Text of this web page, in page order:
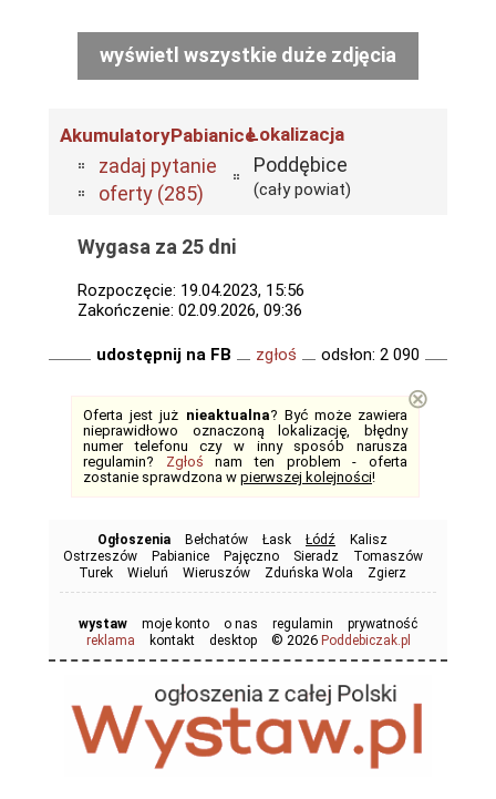
wyświetl wszystkie duże zdjęcia
AkumulatoryPabianice
zadaj pytanie
oferty (285)
Lokalizacja
Poddębice
(cały powiat)
Wygasa za 25 dni
Rozpoczęcie: 19.04.2023, 15:56
Zakończenie: 02.09.2026, 09:36
udostępnij na FB zgłoś odsłon: 2 090
Oferta jest już nieaktualna? Być może zawiera
nieprawidłowo oznaczoną lokalizację, błędny
numer telefonu czy w inny sposób narusza
regulamin? Zgłoś nam ten problem - oferta
zostanie sprawdzona w pierwszej kolejności!
⊗
Ogłoszenia Bełchatów Łask Łódź
Kalisz
Ostrzeszów
Pabianice Pajęczno Sieradz
Tomaszów
Turek
Wieluń Wieruszów Zduńska Wola Zgierz
wystaw moje konto o nas regulamin
prywatność
reklama
kontakt desktop © 2026 Poddebiczak.pl